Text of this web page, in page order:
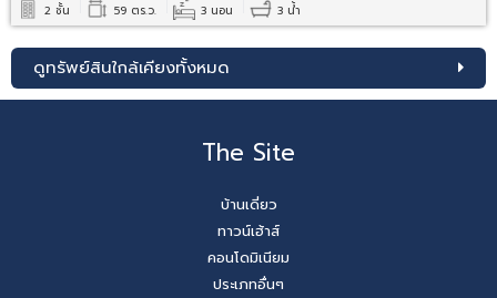
2 ชั้น 59 ตร.ว. 3 นอน 3 น้ำ
ดูทรัพย์สินใกล้เคียงทั้งหมด
The Site
บ้านเดี่ยว
ทาวน์เฮ้าส์
คอนโดมิเนียม
ประเภทอื่นๆ